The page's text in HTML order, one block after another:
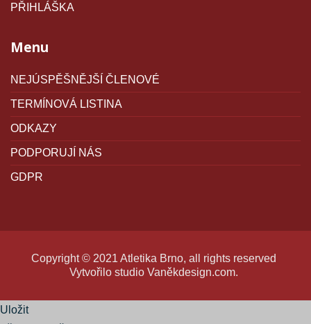
PŘIHLÁŠKA
Menu
NEJÚSPĚŠNĚJŠÍ ČLENOVÉ
TERMÍNOVÁ LISTINA
ODKAZY
PODPORUJÍ NÁS
GDPR
Copyright © 2021 Atletika Brno, all rights reserved
Vytvořilo studioVaněkdesign.com.
Uložit